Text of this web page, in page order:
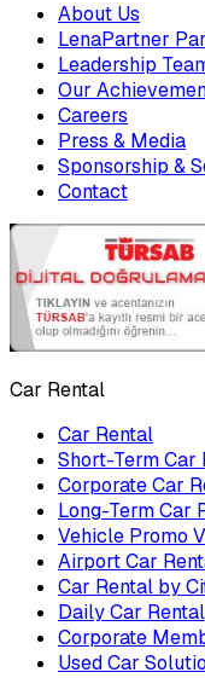
About Us
LenaPartner
Leadership
Our
Careers
Press & Media
Sponsorship &
Contact
Car Rental
Car Rental
Short-Term Car
Corporate Car
Long-Term Car
Vehicle Promo
Airport Car
Car Rental by
Daily Car Rental
Corporate
Used Car